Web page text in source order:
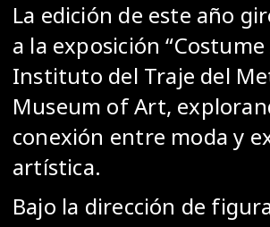
La edición de este año
a la exposición
Instituto del Traje del
Museum of Art,
conexión entre moda y
artística.
Bajo la dirección de